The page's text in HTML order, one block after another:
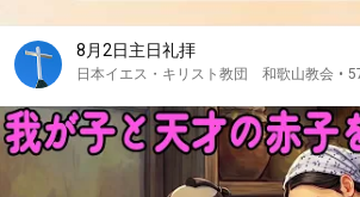
8月2日主日礼拝
日本イエス・キリスト教団 和歌山教会 •